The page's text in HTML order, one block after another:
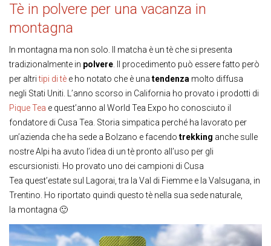
Tè in polvere per una vacanza in
montagna
In montagna ma non solo. Il matcha è un tè che si presenta
tradizionalmente in polvere . Il procedimento può essere fatto però
per altritipi di tè e ho notato che è una tendenza molto diffusa
negli Stati Uniti. L’anno scorso in California ho provato i prodotti di
Pique Tea e quest’anno al World Tea Expo ho conosciuto il
fondatore di Cusa Tea. Storia simpatica perché ha lavorato per
un’azienda che ha sede a Bolzano e facendo trekking anche sulle
nostre Alpi ha avuto l’idea di un tè pronto all’uso per gli
escursionisti. Ho provato uno dei campioni di Cusa
Tea quest’estate sul Lagorai, tra la Val di Fiemme e la Valsugana, in
Trentino. Ho riportato quindi questo tè nella sua sede naturale,
la montagna 🙂